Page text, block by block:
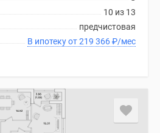
10 из 13
предчистовая
В ипотеку от 219 366₽/мес